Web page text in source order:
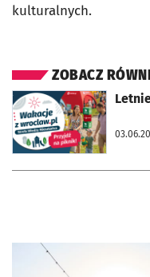
kulturalnych.
ZOBACZ
otworzy się w nowej karcie